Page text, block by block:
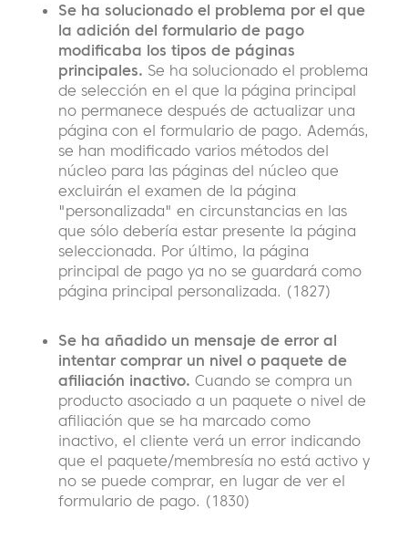
Se ha solucionado el problema por el que
la adición del formulario de pago
modificaba los tipos de páginas
principales. Se ha solucionado el problema
de selección en el que la página principal
no permanece después de actualizar una
página con el formulario de pago. Además,
se han modificado varios métodos del
núcleo para las páginas del núcleo que
excluirán el examen de la página
"personalizada" en circunstancias en las
que sólo debería estar presente la página
seleccionada. Por último, la página
principal de pago ya no se guardará como
página principal personalizada. (1827)
Se ha añadido un mensaje de error al
intentar comprar un nivel o paquete de
afiliación inactivo. Cuando se compra un
producto asociado a un paquete o nivel de
afiliación que se ha marcado como
inactivo, el cliente verá un error indicando
que el paquete/membresía no está activo y
no se puede comprar, en lugar de ver el
formulario de pago. (1830)